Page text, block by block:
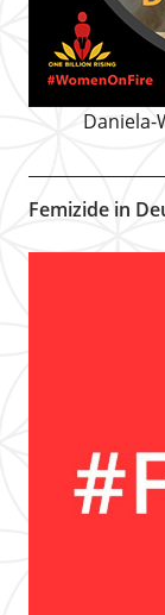
Daniela-
Femizide in